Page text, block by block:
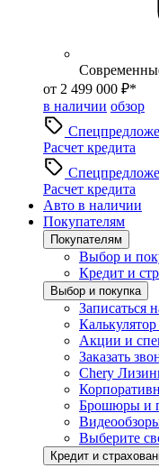
от 2 499 000 ₽*
в наличии обзор
Расчет кредита
Расчет кредита
Авто в наличии
Покупателям
Покупателям
Выбор и
Кредит и
Выбор и покупка
Записаться
Акции и
Заказать
Chery
Брошюры и
Выберите
Кредит и